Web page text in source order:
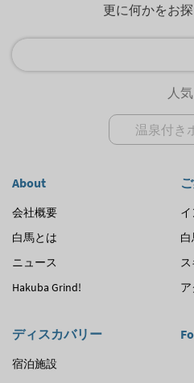
更に何かをお
人気
温泉付き
About
会社概要
白馬とは
ニュース
Hakuba Grind!
ディスカバリー
宿泊施設